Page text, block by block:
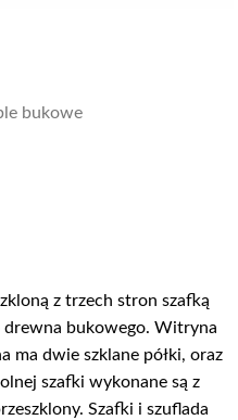
bukowe
z trzech stron szafką
drewna bukowego. Witryna
ma dwie szklane półki, oraz
szafki wykonane są z
Szafki i szuflada